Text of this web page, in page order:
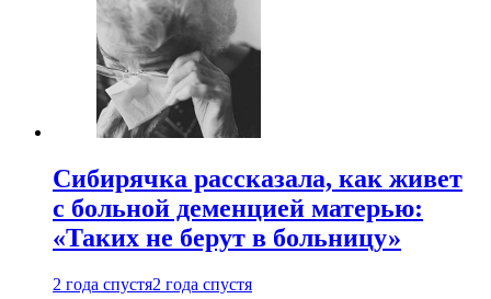
Сибирячка рассказала, как живет
с больной деменцией матерью:
«Таких не берут в больницу»
2 года спустя2 года спустя